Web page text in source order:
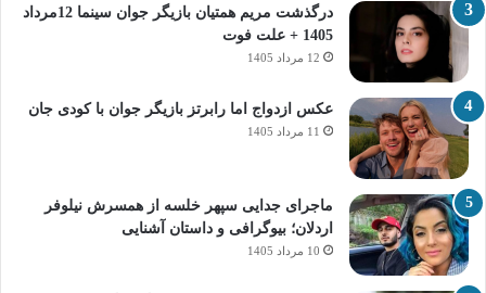
درگذشت مریم همتیان بازیگر جوان سینما 12مرداد
1405 + علت فوت
12 مرداد 1405
عکس ازدواج اما رابرتز بازیگر جوان با کودی جان
11 مرداد 1405
ماجرای جدایی سپهر خلسه از همسرش نیلوفر
اردلان؛ بیوگرافی و داستان آشنایی
10 مرداد 1405